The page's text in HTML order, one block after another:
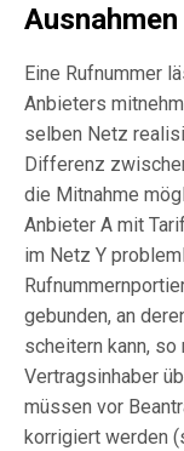
Ausnahmen
Eine Rufnummer
Anbieters
selben Netz
Differenz
die Mitnahme
Anbieter A mit
im Netz Y
gebunden, an
scheitern kann, so
Vertragsinhaber
müssen vor
korrigiert werden